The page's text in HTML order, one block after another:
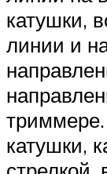
катушки,
линии и
катушки,